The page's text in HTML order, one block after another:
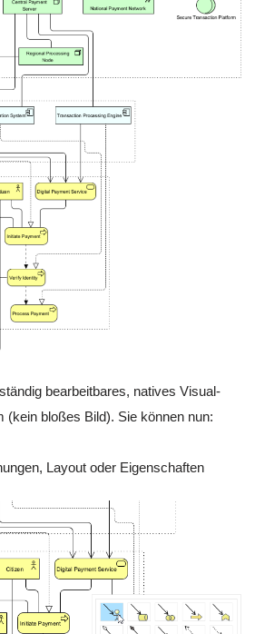
bearbeitbares, natives Visual-
(kein bloßes Bild). Sie können nun:
Layout oder Eigenschaften